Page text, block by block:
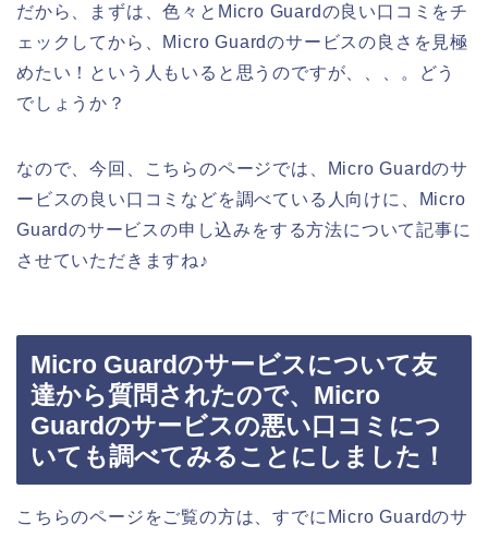
だから、まずは、色々とMicro Guardの良い口コミをチ
ェックしてから、Micro Guardのサービスの良さを見極
めたい！という人もいると思うのですが、、、。どう
でしょうか？
なので、今回、こちらのページでは、Micro Guardのサ
ービスの良い口コミなどを調べている人向けに、Micro
Guardのサービスの申し込みをする方法について記事に
させていただきますね♪
Micro Guardのサービスについて友
達から質問されたので、Micro
Guardのサービスの悪い口コミにつ
いても調べてみることにしました！
こちらのページをご覧の方は、すでにMicro Guardのサ